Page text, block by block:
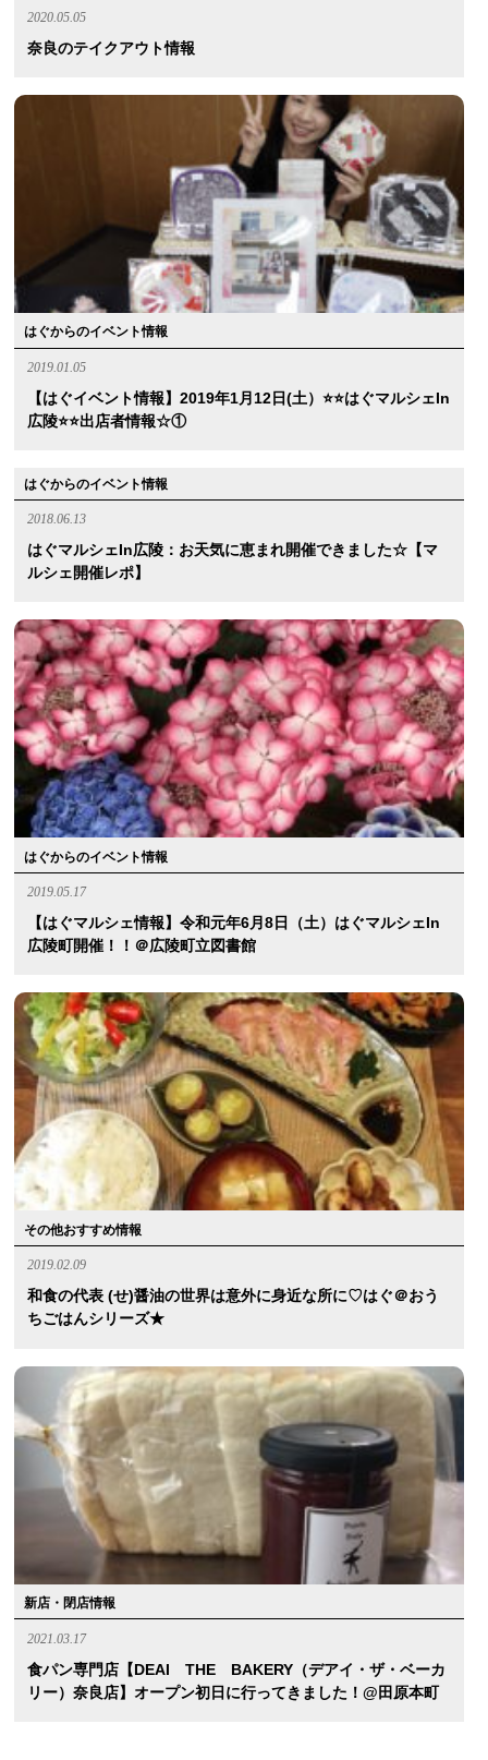
2020.05.05
奈良のテイクアウト情報
はぐからのイベント情報
2019.01.05
【はぐイベント情報】2019年1月12日(土）⭐️⭐️はぐマルシェin
広陵⭐️⭐️出店者情報☆①
はぐからのイベント情報
2018.06.13
はぐマルシェin広陵：お天気に恵まれ開催できました☆【マ
ルシェ開催レポ】
はぐからのイベント情報
2019.05.17
【はぐマルシェ情報】令和元年6月8日（土）はぐマルシェin
広陵町開催！！＠広陵町立図書館
その他おすすめ情報
2019.02.09
和食の代表 (せ)醤油の世界は意外に身近な所に♡はぐ＠おう
ちごはんシリーズ★
新店・閉店情報
2021.03.17
食パン専門店【DEAI THE BAKERY（デアイ・ザ・ベーカ
リー）奈良店】オープン初日に行ってきました！@田原本町